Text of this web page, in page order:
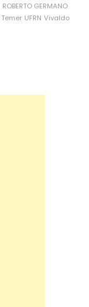
ROBERTO GERMANO
Temer UFRN Vivaldo